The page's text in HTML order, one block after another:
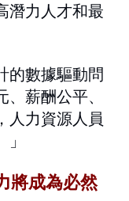
潛力人才和最
的數據驅動問
薪酬公平、
人力資源人員
將成為必然